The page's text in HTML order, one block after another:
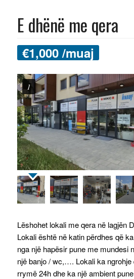
E dhënë me qera
€1,000 /muaj
1
Lëshohet lokali me qera në lagjën
Lokali është në katin përdhes që
nga një hapësir pune me mundesi
një banjo / wc,…. Lokali ka ngrohje
rrymë 24h dhe ka një ambient